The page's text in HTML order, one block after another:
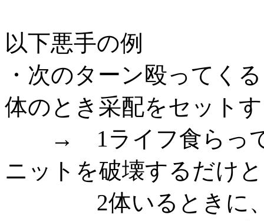
以下悪手の例
・次のターン殴ってく
体のとき采配をセット
→ 1ライフ食らって
ニットを破壊するだけ
2体いるときに、片